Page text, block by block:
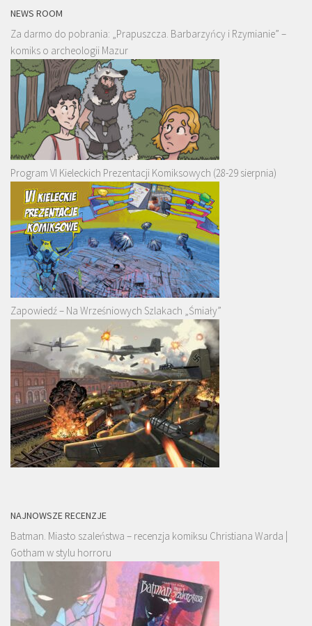
NEWS ROOM
Za darmo do pobrania: „Prapuszcza. Barbarzyńcy i Rzymianie” –
komiks o archeologii Mazur
Program VI Kieleckich Prezentacji Komiksowych (28-29 sierpnia)
Zapowiedź – Na Wrześniowych Szlakach „Śmiały”
NAJNOWSZE RECENZJE
Batman. Miasto szaleństwa – recenzja komiksu Christiana Warda |
Gotham w stylu horroru